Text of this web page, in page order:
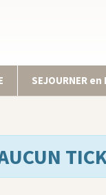
SEJOURNER en